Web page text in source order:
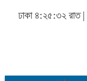
ঢাকা ৪:২৫:৩২ রাত|